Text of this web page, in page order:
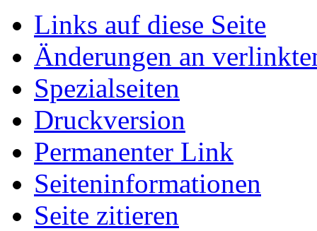
Links auf diese Seite
Änderungen an
Spezialseiten
Druckversion
Permanenter Link
Seiten­informationen
Seite zitieren